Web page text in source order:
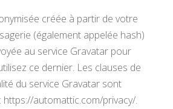
créée à partir de votre
(également appelée hash)
au service Gravatar pour
ce dernier. Les clauses de
du service Gravatar sont
https://automattic.com/privacy/.